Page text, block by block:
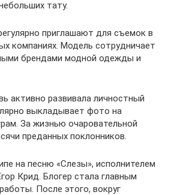
тату.
приглашают для съемок в
компаниях. Модель сотрудничает
брендами модной одежды и
активно развивала личностный
выкладывает фото на
За жизнью очаровательной
преданных поклонников.
на песню «Слезы», исполнителем
Крид. Блогер стала главным
После этого, вокруг